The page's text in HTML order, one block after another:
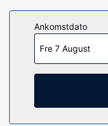
Ankomstdato
Fre 7 August